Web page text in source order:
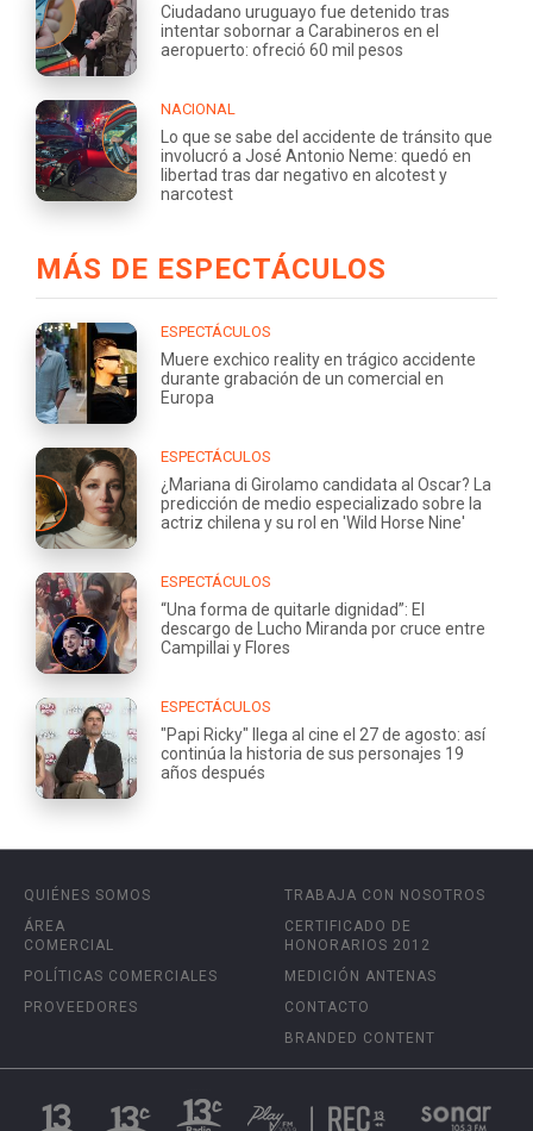
Ciudadano uruguayo fue detenido tras
intentar sobornar a Carabineros en el
aeropuerto: ofreció 60 mil pesos
NACIONAL
Lo que se sabe del accidente de tránsito que
involucró a José Antonio Neme: quedó en
libertad tras dar negativo en alcotest y
narcotest
MÁS DE ESPECTÁCULOS
ESPECTÁCULOS
Muere exchico reality en trágico accidente
durante grabación de un comercial en
Europa
ESPECTÁCULOS
¿Mariana di Girolamo candidata al Oscar? La
predicción de medio especializado sobre la
actriz chilena y su rol en 'Wild Horse Nine'
ESPECTÁCULOS
“Una forma de quitarle dignidad”: El
descargo de Lucho Miranda por cruce entre
Campillai y Flores
ESPECTÁCULOS
"Papi Ricky" llega al cine el 27 de agosto: así
continúa la historia de sus personajes 19
años después
QUIÉNES SOMOS
ÁREA
COMERCIAL
POLÍTICAS COMERCIALES
PROVEEDORES
TRABAJA CON NOSOTROS
CERTIFICADO DE
HONORARIOS 2012
MEDICIÓN ANTENAS
CONTACTO
BRANDED CONTENT